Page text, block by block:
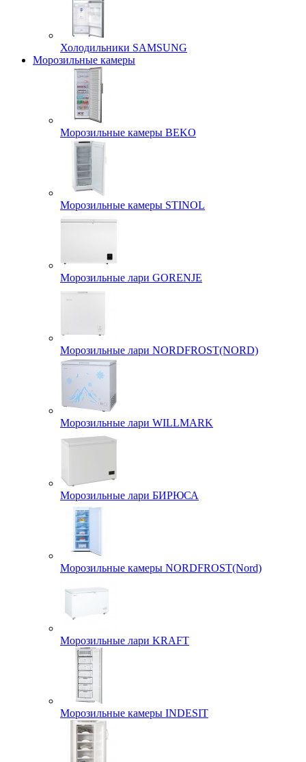
Холодильники SAMSUNG
Морозильные камеры
Морозильные камеры BEKO
Морозильные камеры STINOL
Морозильные лари GORENJE
Морозильные лари NORDFROST(NORD)
Морозильные лари WILLMARK
Морозильные лари БИРЮСА
Морозильные камеры NORDFROST(Nord)
Морозильные лари KRAFT
Морозильные камеры INDESIT